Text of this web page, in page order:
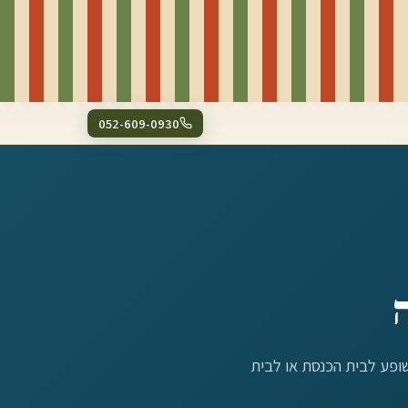
052-609-0930
לבית הכנסת או לבית